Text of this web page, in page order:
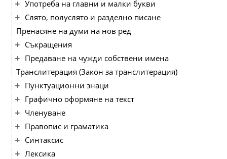
Употреба на главни и малки букви
Слято, полуслято и разделно писане
Пренасяне на думи на нов ред
Съкращения
Предаване на чужди собствени имена
Транслитерация (Закон за транслитерация)
Пунктуационни знаци
Графично оформяне на текст
Членуване
Правопис и граматика
Синтаксис
Лексика